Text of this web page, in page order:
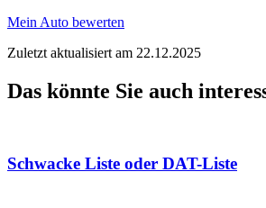
Mein Auto bewerten
Zuletzt aktualisiert am 22.12.2025
Das könnte Sie auch
Schwacke Liste oder DAT-Liste